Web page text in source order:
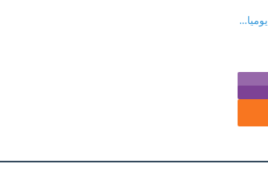
خيمة من الإسمنت : صور، حكايات، يوميات من الواحة المفقودة